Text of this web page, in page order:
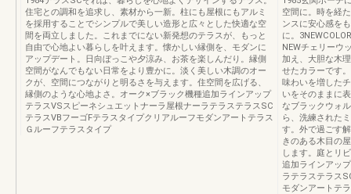
住宅との調和を追求し、素材から一新。柱にも屋根にもアルミ
を採用することでシンプルで美しい造形と広々とした快適な空
間を両立しました。これまでにない新発想のテラスが、もっと
自由で心地よい暮らしを叶えます。懐かしい縁側を、モダンに
アップデート。日向ぼっこや夕涼み、お茶を楽しんだり。縁側
空間がなんでもない日常をより豊かに。淡く美しい木調のオー
クが、空間につながりと明るさを与えます。住空間を広げる、
縁側のような心地よさ。オーク×ブラック機種追加ラインアップ
テラスVSスピーネシュエットナーラ屋根ナーラテラステラスSC
テラスVBフーゴFテラスタイプクリアルーフモダンアートテラス
Ｇルーフテラスタイプ
空間に。時を経
ンスに安心感を
に。
NEWチェリーウ
加え、大胆な木
せたカラーです
味わいを増した
いをそのままに
なブラックウォ
ら、洗練された
す。外で過ごす
きのある木目の
します。庭とリ
追加ラインアッ
ラテラステラス
モダンアートテ